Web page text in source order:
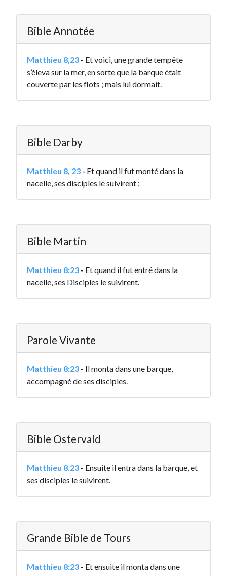
Bible Annotée
Matthieu 8,23 - Et voici, une grande tempête
s’éleva sur la mer, en sorte que la barque était
couverte par les flots ; mais lui dormait.
Bible Darby
Matthieu 8, 23 - Et quand il fut monté dans la
nacelle, ses disciples le suivirent ;
Bible Martin
Matthieu 8:23 - Et quand il fut entré dans la
nacelle, ses Disciples le suivirent.
Parole Vivante
Matthieu 8:23 - Il monta dans une barque,
accompagné de ses disciples.
Bible Ostervald
Matthieu 8.23 - Ensuite il entra dans la barque, et
ses disciples le suivirent.
Grande Bible de Tours
Matthieu 8:23 - Et ensuite il monta dans une